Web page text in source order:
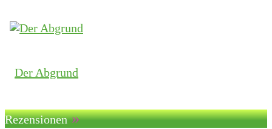
Der Abgrund
Rezensionen»